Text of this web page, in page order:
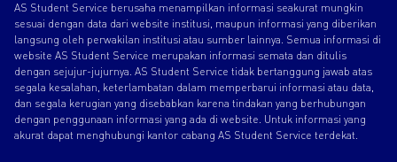
AS Student Service berusaha menampilkan informasi seakurat mungkin
sesuai dengan data dari website institusi, maupun informasi yang diberikan
langsung oleh perwakilan institusi atau sumber lainnya. Semua informasi di
website AS Student Service merupakan informasi semata dan ditulis
dengan sejujur-jujurnya. AS Student Service tidak bertanggung jawab atas
segala kesalahan, keterlambatan dalam memperbarui informasi atau data,
dan segala kerugian yang disebabkan karena tindakan yang berhubungan
dengan penggunaan informasi yang ada di website. Untuk informasi yang
akurat dapat menghubungi kantor cabang AS Student Service terdekat.